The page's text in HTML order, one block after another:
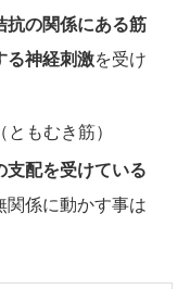
抗の関係にある筋
る神経刺激を受け
（ともむき筋）
支配を受けている
関係に動かす事は